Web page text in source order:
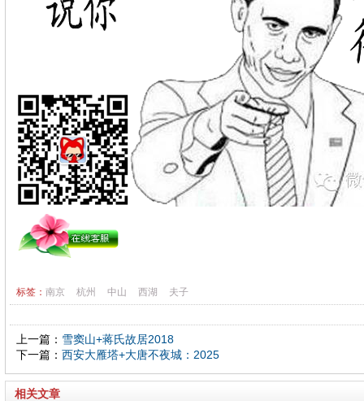
标签： 南京 杭州 中山 西湖 夫子
上一篇： 雪窦山+蒋氏故居2018
下一篇： 西安大雁塔+大唐不夜城：2025
相关文章